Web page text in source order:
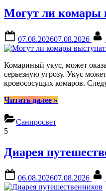
Могут ли комары
on
07.08.202607.08.2026
Комариный укус, может
серьезную угрозу. Укус
кровососущих комаров.
Читать далее“Могут
выступать
нашей
»
Санпросвет
5
Диарея
on
06.08.202607.08.2026